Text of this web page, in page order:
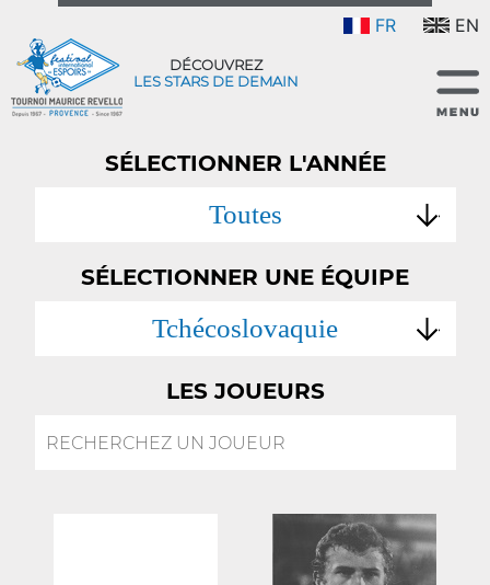
FR EN
DÉCOUVREZ
LES STARS DE DEMAIN
SÉLECTIONNER L'ANNÉE
Toutes
SÉLECTIONNER UNE ÉQUIPE
Tchécoslovaquie
LES JOUEURS